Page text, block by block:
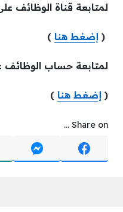
لمتابعة قناة الوظائف
( إضغط هنا )
لمتابعة حساب
( إضغط هنا )
Share on ...